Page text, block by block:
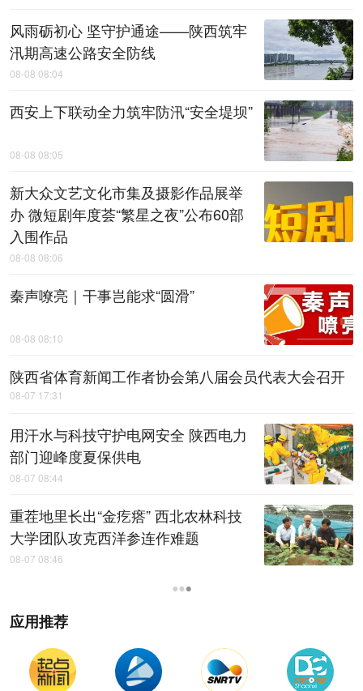
风雨砺初心 坚守护通途——陕西筑牢
汛期高速公路安全防线
08-08 08:04
西安上下联动全力筑牢防汛“安全堤坝”
08-08 08:05
新大众文艺文化市集及摄影作品展举
办 微短剧年度荟“繁星之夜”公布60部
入围作品
08-08 08:06
秦声嘹亮｜干事岂能求“圆滑”
08-08 08:10
陕西省体育新闻工作者协会第八届会员代表大会召开
08-07 17:31
用汗水与科技守护电网安全 陕西电力
部门迎峰度夏保供电
08-07 08:44
重茬地里长出“金疙瘩” 西北农林科技
大学团队攻克西洋参连作难题
08-07 08:46
统筹深化重点领域融通协同 着力提升
发展整体质效——论认真学习贯彻省
08-07 00:03